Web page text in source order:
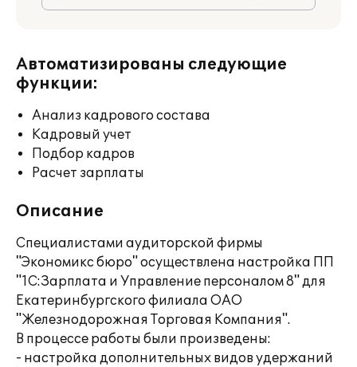
Автоматизированы следующие
функции:
Анализ кадрового состава
Кадровый учет
Подбор кадров
Расчет зарплаты
Описание
Специалистами аудиторской фирмы
"Экономикс бюро" осуществлена настройка ПП
"1С:Зарплата и Управление персоналом 8" для
Екатеринбургского филиала ОАО
"Железнодорожная Торговая Компания".
В процессе работы были произведены:
- настройка дополнительных видов удержаний